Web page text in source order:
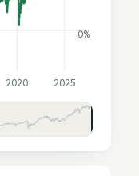
0%
2020 2025